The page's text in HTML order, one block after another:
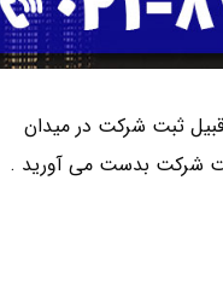
قبیل ثبت شرکت در میدان
شرکت بدست می آورید .